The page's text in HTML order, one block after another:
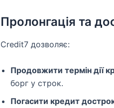
Пролонгація та
Credit7 дозволяє:
Продовжити термін дії
борг у строк.
Погасити кредит